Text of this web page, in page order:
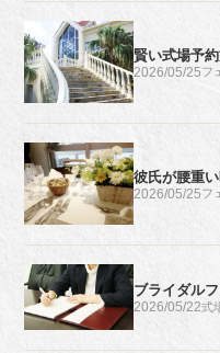
賢い式場予
2026/05/25フ
彼氏が腰重
2026/05/25フ
ブライダル
2026/05/22式